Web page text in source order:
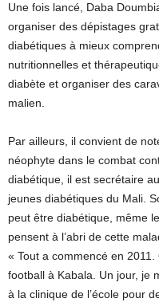
Une fois lancé, Daba
organiser des dépistages
diabétiques à mieux
nutritionnelles et
diabète et organiser des
malien.
Par ailleurs, il convient de
néophyte dans le combat
diabétique, il est secrétaire
jeunes diabétiques du Mali.
peut être diabétique, même
pensent à l’abri de cette
« Tout a commencé en
football à Kabala. Un jour, je
à la clinique de l’école pour